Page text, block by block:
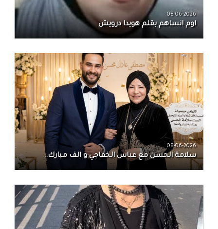
08-06-2026
اوم انساهم بقلم هويدا درويش
08-06-2026
سلامة الحسن‏ مع ‏عباس الخفاجي‏ و‏ الف مبارك..